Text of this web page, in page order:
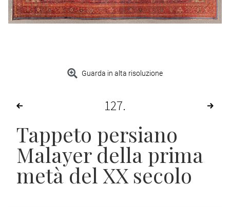
Guarda in alta risoluzione
127
Tappeto persiano
Malayer della prima
metà del XX secolo